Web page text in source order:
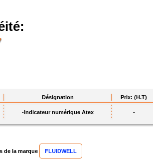
Désignation Prix: (H.T)
-Indicateur numérique Atex -
de la marque FLUIDWELL